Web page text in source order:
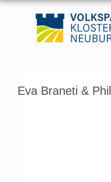
Eva Braneti &